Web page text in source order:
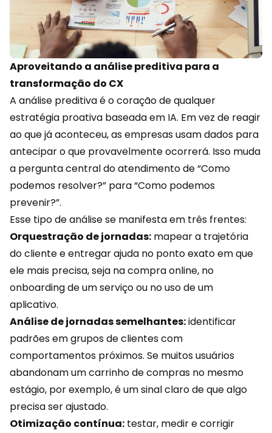
Aproveitando a análise preditiva para a
transformação do CX
A análise preditiva é o coração de qualquer
estratégia proativa baseada em IA. Em vez de reagir
ao que já aconteceu, as empresas usam dados para
antecipar o que provavelmente ocorrerá. Isso muda
a perguntacentral do atendimentode “Como
podemos resolver?” para “Como podemos
prevenir?”.
Esse tipo de análise se manifesta em três frentes:
Orquestração de jornadas: mapear a trajetória
do cliente e entregar ajuda no ponto exato em que
ele mais precisa, seja na compra online, no
onboarding de um serviço ou no uso de um
aplicativo.
Análise de jornadas semelhantes:identificar
padrões em grupos de clientes com
comportamentos próximos. Se muitos usuários
abandonam um carrinho de compras no mesmo
estágio, por exemplo, é um sinal claro de que algo
precisa ser ajustado.
Otimização contínua: testar, medire corrigir